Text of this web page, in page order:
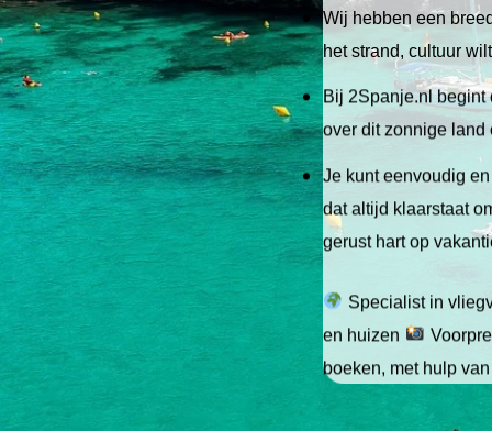
Wij hebben een
het strand, cultuur
Bij 2Spanje.nl begint
over dit zonnige land
Je kunt eenvoudig
dat altijd klaarstaat
gerust hart op
Specialist in
en huizen
boeken, met hulp